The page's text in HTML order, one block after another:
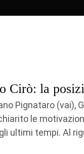
Cirò: la
Pignataro (vai),
le
ultimi tempi. Al